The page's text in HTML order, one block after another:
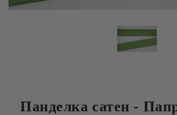
Панделка сатен -